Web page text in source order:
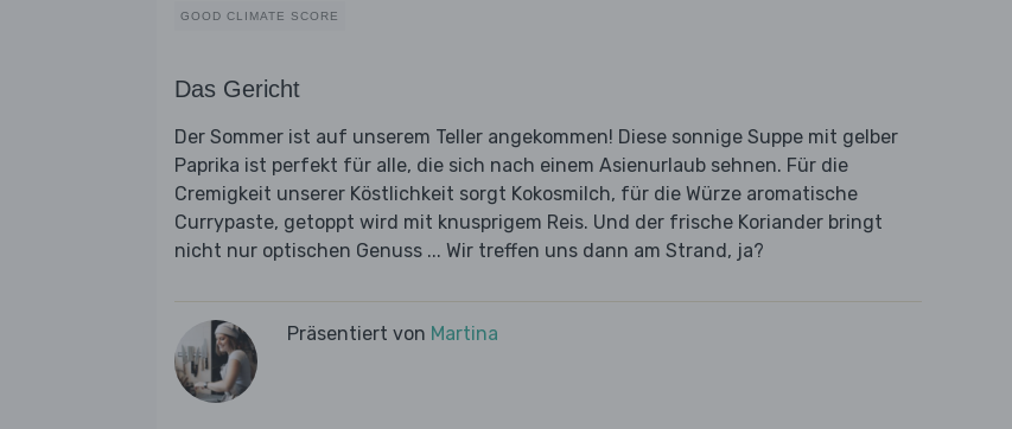
GOOD CLIMATE SCORE
Das Gericht
Der Sommer ist auf unserem Teller angekommen! Diese sonnige Suppe mit gelber
Paprika ist perfekt für alle, die sich nach einem Asienurlaub sehnen. Für die
Cremigkeit unserer Köstlichkeit sorgt Kokosmilch, für die Würze aromatische
Currypaste, getoppt wird mit knusprigem Reis. Und der frische Koriander bringt
nicht nur optischen Genuss ... Wir treffen uns dann am Strand, ja?
Präsentiert von Martina